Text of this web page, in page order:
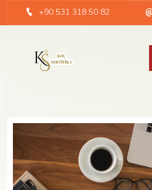
+90 531 318 50 82